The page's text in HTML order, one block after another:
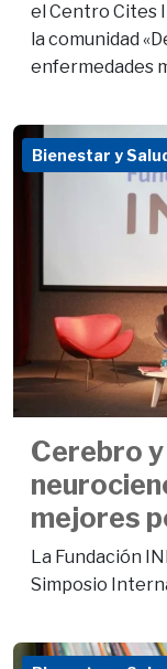
el Centro Cites
la comunidad
enfermedades
Bienestar y
Cerebro y
mejores
La Fundación
Simposio